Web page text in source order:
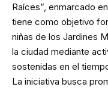
Raíces”, enmarcado
tiene como objetivo
niñas de los Jardines
la ciudad mediante
sostenidas en el
La iniciativa busca